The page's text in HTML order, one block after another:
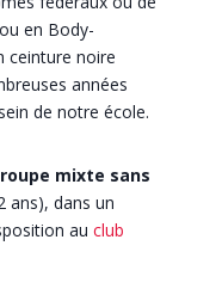
en Body-
ceinture noire
années
de notre école.
mixte sans
ans), dans un
au club